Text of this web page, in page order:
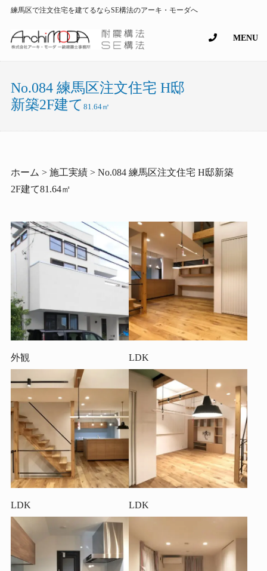
練馬区で注文住宅を建てるならSE構法のアーキ・モーダへ
MENU
No.084 練馬区注文住宅 H邸
新築2F建て 81.64㎡
ホーム > 施工実績 > No.084 練馬区注文住宅 H邸新築
2F建て81.64㎡
外観 LDK
LDK LDK